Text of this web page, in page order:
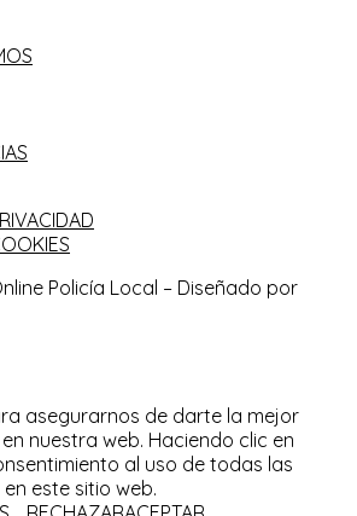
Policía Local – Diseñado por
asegurarnos de darte la mejor
nuestra web. Haciendo clic en
al uso de todas las
este sitio web.